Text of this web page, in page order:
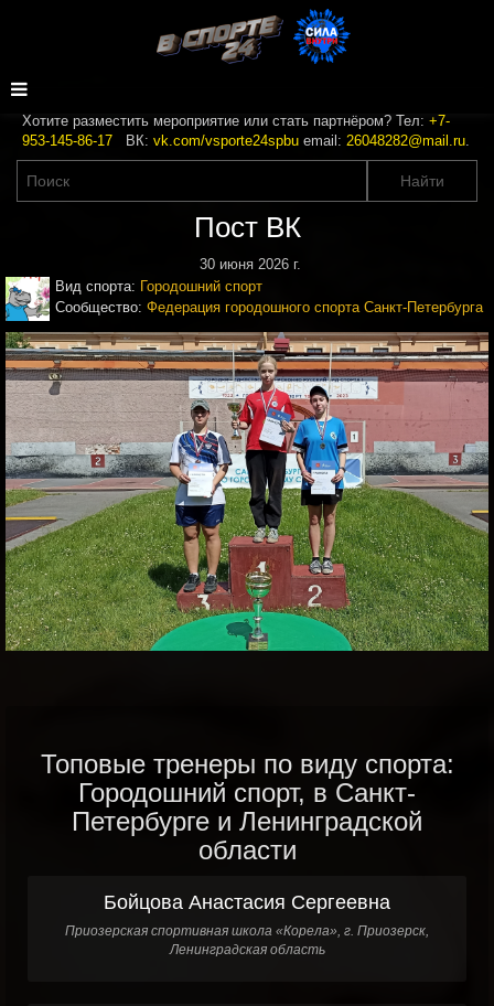
Хотите разместить мероприятие или стать партнёром? Тел: +7-
953-145-86-17 ВК: vk.com/vsporte24spbu email: 26048282@mail.ru.
Пост ВК
30 июня 2026 г.
Вид спорта: Городошний спорт
Сообщество: Федерация городошного спорта Санкт-Петербурга
Топовые тренеры по виду спорта:
Городошний спорт, в Санкт-
Петербурге и Ленинградской
области
Бойцова Анастасия Сергеевна
Приозерская спортивная школа «Корела», г. Приозерск,
Ленинградская область